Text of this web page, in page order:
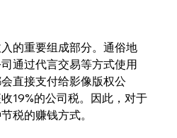
的重要组成部分。通俗地
通过代言交易等方式使用
直接支付给影像版权公
19%的公司税。因此，对于
税的赚钱方式。